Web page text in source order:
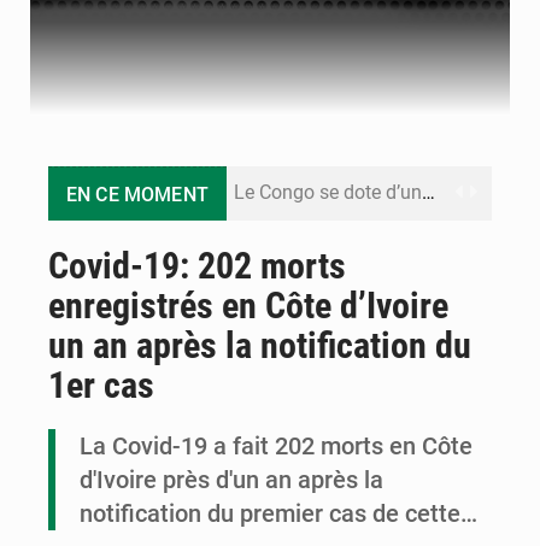
EN CE MOMENT Le Congo se dote d’un programme national pour valoriser les produits forestiers non ligneux
Cémac : la Commission présente à Denis Sassou N’Guesso sa feuille de route
Assassinat de l’entrepreneur sportif Vally Amisi : le principal suspect arrêté à Brazzaville
Covid-19: 202 morts
enregistrés en Côte d’Ivoire
un an après la notification du
1er cas
La Covid-19 a fait 202 morts en Côte
d'Ivoire près d'un an après la
notification du premier cas de cette…